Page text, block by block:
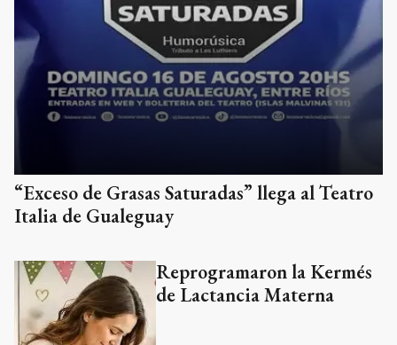
“Exceso de Grasas Saturadas” llega al Teatro
Italia de Gualeguay
Reprogramaron la Kermés
de Lactancia Materna